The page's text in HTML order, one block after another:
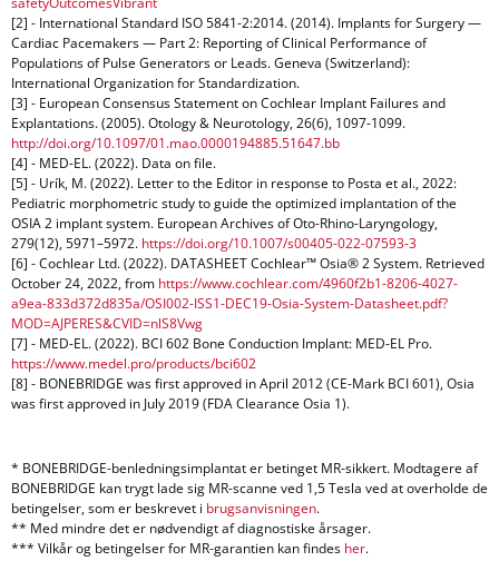
[2] - International Standard ISO 5841-2:2014. (2014). Implants for Surgery —
Cardiac Pacemakers — Part 2: Reporting of Clinical Performance of
Populations of Pulse Generators or Leads. Geneva (Switzerland):
International Organization for Standardization.
[3] - European Consensus Statement on Cochlear Implant Failures and
Explantations. (2005). Otology & Neurotology, 26(6), 1097-1099.
http://doi.org/10.1097/01.mao.0000194885.51647.bb
[4] - MED-EL. (2022). Data on file.
[5] - Urík, M. (2022). Letter to the Editor in response to Posta et al., 2022:
Pediatric morphometric study to guide the optimized implantation of the
OSIA 2 implant system. European Archives of Oto-Rhino-Laryngology,
279(12), 5971–5972. https://doi.org/10.1007/s00405-022-07593-3
[6] - Cochlear Ltd. (2022). DATASHEET Cochlear™ Osia® 2 System. Retrieved
October 24, 2022, from https://www.cochlear.com/4960f2b1-8206-4027-
a9ea-833d372d835a/OSI002-ISS1-DEC19-Osia-System-Datasheet.pdf?
MOD=AJPERES&CVID=nlS8Vwg
[7] - MED-EL. (2022). BCI 602 Bone Conduction Implant: MED-EL Pro.
https://www.medel.pro/products/bci602
[8] - BONEBRIDGE was first approved in April 2012 (CE-Mark BCI 601), Osia
was first approved in July 2019 (FDA Clearance Osia 1).
* BONEBRIDGE-benledningsimplantat er betinget MR-sikkert. Modtagere af
BONEBRIDGE kan trygt lade sig MR-scanne ved 1,5 Tesla ved at overholde de
betingelser, som er beskrevet i brugsanvisningen.
** Med mindre det er nødvendigt af diagnostiske årsager.
*** Vilkår og betingelser for MR-garantien kan findes her.